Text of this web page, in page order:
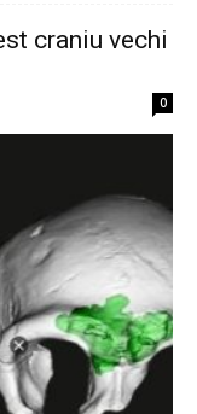
craniu vechi
0